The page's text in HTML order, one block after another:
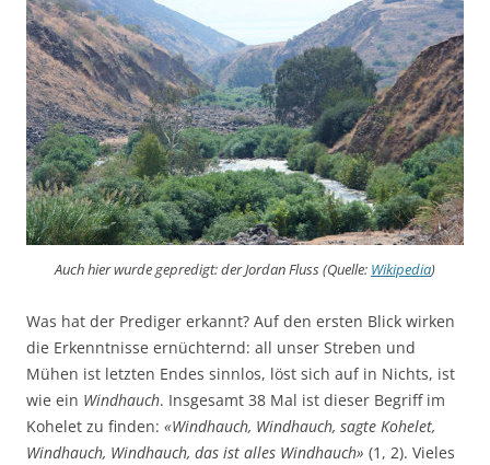
Auch hier wurde gepredigt: der Jordan Fluss (Quelle: Wikipedia)
Was hat der Prediger erkannt? Auf den ersten Blick wirken
die Erkenntnisse ernüchternd: all unser Streben und
Mühen ist letzten Endes sinnlos, löst sich auf in Nichts, ist
wie ein Windhauch. Insgesamt 38 Mal ist dieser Begriff im
Kohelet zu finden: «Windhauch, Windhauch, sagte Kohelet,
Windhauch, Windhauch, das ist alles Windhauch» (1, 2). Vieles